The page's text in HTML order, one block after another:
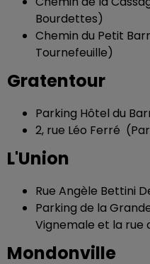
Bourdettes)
Chemin du Petit
Tournefeuille)
Gratentour
Parking Hôtel du
2, rue Léo Ferré
L'Union
Rue Angèle Bettini
Parking de la
Vignemale et la rue
Mondonville